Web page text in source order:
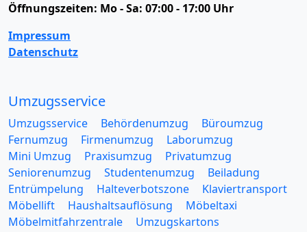
Öffnungszeiten: Mo - Sa: 07:00 - 17:00 Uhr
Impressum
Datenschutz
Umzugsservice
Umzugsservice Behördenumzug
Büroumzug
Fernumzug
Firmenumzug
Laborumzug
Mini Umzug
Praxisumzug
Privatumzug
Seniorenumzug
Studentenumzug
Beiladung
Entrümpelung
Halteverbotszone
Klaviertransport
Möbellift
Haushaltsauflösung
Möbeltaxi
Möbelmitfahrzentrale
Umzugskartons